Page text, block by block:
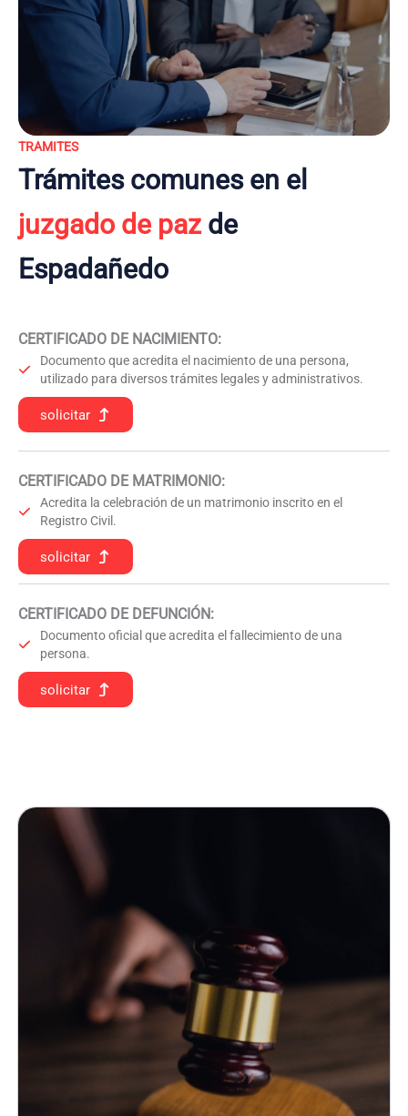
TRAMITES
Trámites comunes en el
juzgado de pazde
Espadañedo
CERTIFICADO DE NACIMIENTO:
Documento que acredita el nacimiento de una persona,
utilizado para diversos trámites legales y administrativos.
solicitar
CERTIFICADO DE MATRIMONIO:
Acredita la celebración de un matrimonio inscrito en el
Registro Civil.
solicitar
CERTIFICADO DE DEFUNCIÓN:
Documento oficial que acredita el fallecimiento de una
persona.
solicitar